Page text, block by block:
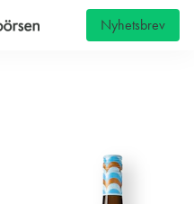
Nyhetsbrev